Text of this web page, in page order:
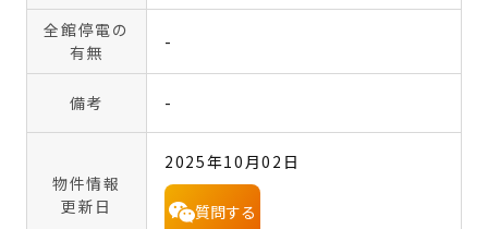
全館停電の
有無
-
備考 -
物件情報
更新日
2025年10月02日
質問する